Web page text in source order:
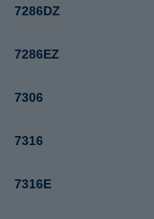
7286DZ
7286EZ
7306
7316
7316E